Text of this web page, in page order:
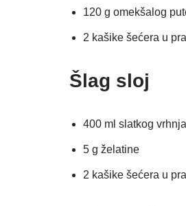
120 g omekšalog
2 kašike šećera u
Šlag sloj
400 ml slatkog vrhnja
5 g želatine
2 kašike šećera u